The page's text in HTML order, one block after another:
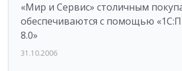
«Мир и Сервис» столичным
обеспечиваются с помощью
8.0»
31.10.2006